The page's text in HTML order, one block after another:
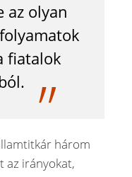
az olyan
fiatalok
három
az irányokat,